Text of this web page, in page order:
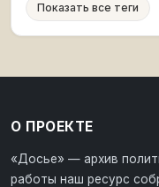
Показать все теги
О ПРОЕКТЕ
«Досье» — архив
работы наш ресурс